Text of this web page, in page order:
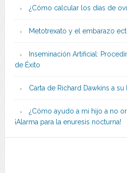
¿Cómo calcular los días de
Metotrexato y el embarazo
Inseminación Artificial:
de Éxito
Carta de Richard Dawkins a
¿Cómo ayudo a mi hijo a no
¡Alarma para la enuresis nocturna!